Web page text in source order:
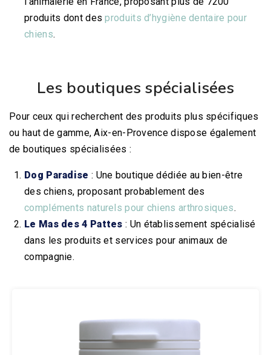
produits dont desproduits d’hygiène dentaire pour
chiens.
Les boutiques spécialisées
Pour ceux qui recherchent des produits plus spécifiques
ou haut de gamme, Aix-en-Provence dispose également
de boutiques spécialisées :
Dog Paradise : Une boutique dédiée au bien-être
des chiens, proposant probablement des
compléments naturels pour chiens arthrosiques.
Le Mas des 4 Pattes : Un établissement spécialisé
dans les produits et services pour animaux de
compagnie.